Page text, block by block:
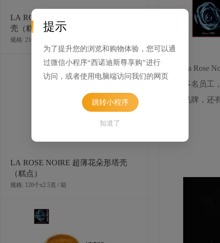
LA ROSE NOIRE 香草味迷你圆形塔
壳（糕点）
规格: 210个×7克 / 箱
LA ROSE NOIRE 超薄花朵形塔壳
（糕点）
规格: 120个x2.5克 / 箱
La Rose
多名员
品牌，还
提示
为了提升您的浏览和购物体验，您可以通
过微信小程序“西诺迪斯尊享购”进行
访问，或者使用电脑端访问我们的网页
跳转小程序
知道了